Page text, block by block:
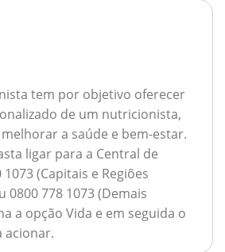
tem por objetivo oferecer
de um nutricionista,
a saúde e bem-estar.
ligar para a Central de
(Capitais e Regiões
778 1073 (Demais
a opção Vida e em seguida o
acionar.